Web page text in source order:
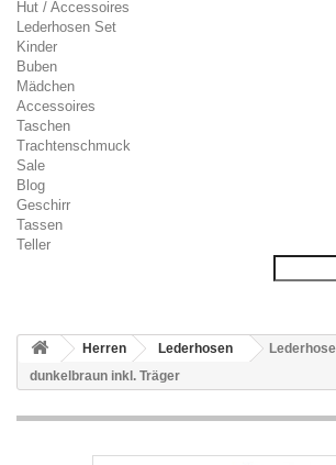
Hut / Accessoires
Lederhosen Set
Kinder
Buben
Mädchen
Accessoires
Taschen
Trachtenschmuck
Sale
Blog
Geschirr
Tassen
Teller
Herren Lederhosen
dunkelbraun inkl. Träger